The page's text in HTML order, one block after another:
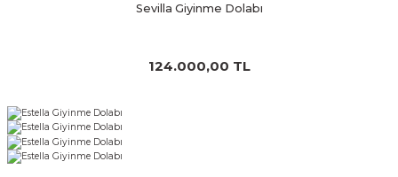
Sevilla Giyinme Dolabı
124.000,00 TL